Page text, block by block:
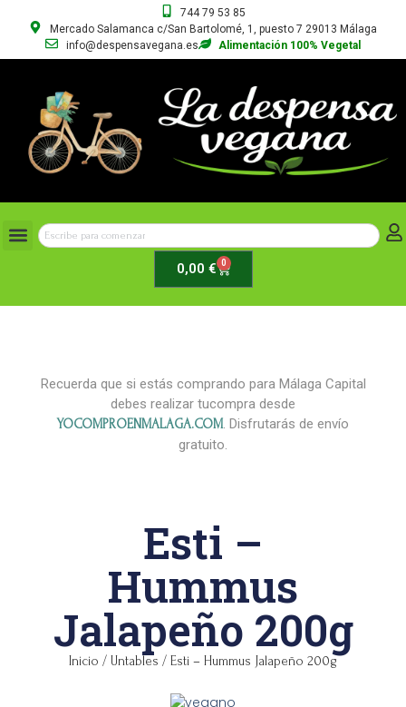
744 79 53 85
Mercado Salamanca c/San Bartolomé, 1, puesto 7 29013 Málaga
info@despensavegana.es
Alimentación 100% Vegetal
0,00 € 0
Recuerda que si estás comprando para Málaga Capital
debes realizar tucompra desde
YOCOMPROENMALAGA.COM. Disfrutarás de envío
gratuito.
Esti –
Hummus
Jalapeño 200g
Inicio / Untables / Esti – Hummus Jalapeño 200g